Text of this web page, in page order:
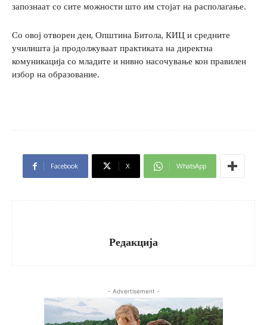
запознаат со сите можности што им стојат на располагање.
Со овој отворен ден, Општина Битола, КИЦ и средните
училишта ја продолжуваат практиката на директна
комуникација со младите и нивно насочување кон правилен
избор на образование.
Facebook X WhatsApp
Редакција
- Advertisement -